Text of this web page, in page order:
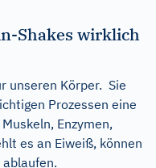
Shakes wirklich
unseren Körper. Sie
Prozessen eine
Enzymen,
es an Eiweiß, können